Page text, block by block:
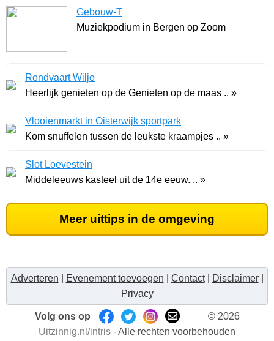
Gebouw-T
Muziekpodium in Bergen op Zoom
Rondvaart Wiljo
Heerlijk genieten op de Genieten op de maas .. »
Vlooienmarkt in Oisterwijk sportpark
Kom snuffelen tussen de leukste kraampjes .. »
Slot Loevestein
Middeleeuws kasteel uit de 14e eeuw. .. »
Meer uittips in de omgeving
Adverteren Evenement toevoegen Contact| Disclaimer|
Privacy
Volg ons op
© 2026
Uitzinnig.nl/intris - Alle rechten voorbehouden